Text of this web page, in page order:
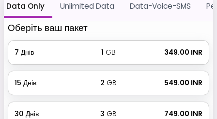
Data Only Unlimited Data Data-Voice-SMS
Оберіть ваш пакет
7 Днів 1 GB ₹ 349.00 INR
15 Днів 2 GB ₹ 549.00 INR
30 Днів 3 GB ₹ 749.00 INR